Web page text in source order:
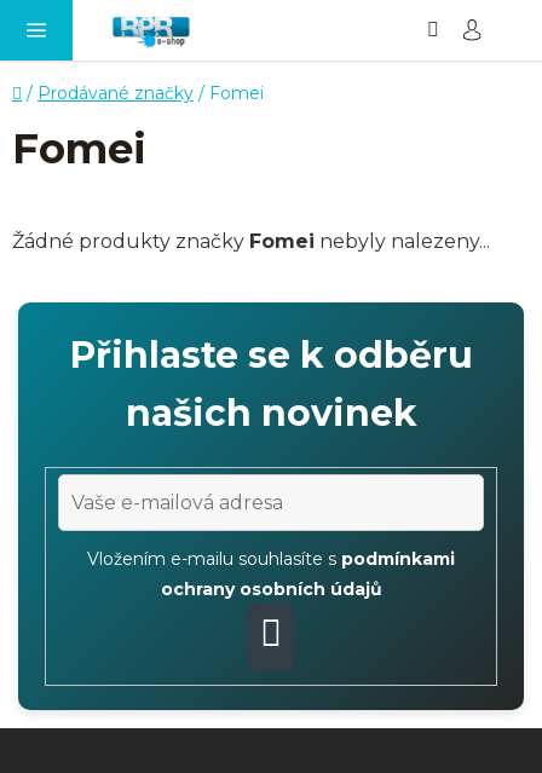
Domů
/ Prodávané značky / Fomei
Fomei
Žádné produkty značky Fomei nebyly nalezeny...
Přihlaste se k odběru
našich novinek
Vložením e-mailu souhlasíte s podmínkami
ochrany osobních údajů
PŘIHLÁSIT
SE